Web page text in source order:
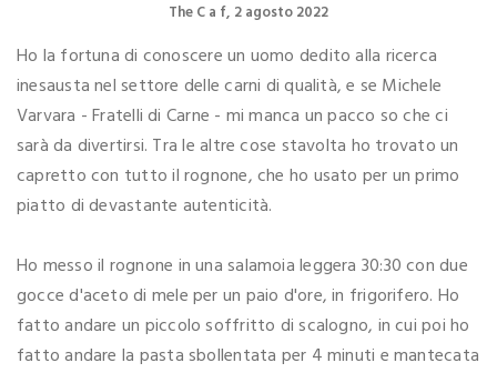
The C a f 2 agosto 2022
Ho la fortuna di conoscere un uomo dedito alla ricerca
inesausta nel settore delle carni di qualità, e se Michele
Varvara - Fratelli di Carne - mi manca un pacco so che ci
sarà da divertirsi. Tra le altre cose stavolta ho trovato un
capretto con tutto il rognone, che ho usato per un primo
piatto di devastante autenticità.
Ho messo il rognone in una salamoia leggera 30:30 con due
gocce d'aceto di mele per un paio d'ore, in frigorifero. Ho
fatto andare un piccolo soffritto di scalogno, in cui poi ho
fatto andare la pasta sbollentata per 4 minuti e mantecata